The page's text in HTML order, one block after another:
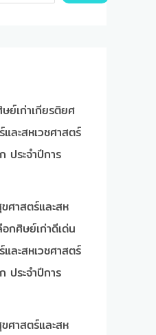
ย์เก่าเกียรติยศ
ละสหเวชศาสตร์
ประจำปีการ
ศาสตร์และสห
กศิษย์เก่าดีเด่น
ละสหเวชศาสตร์
ประจำปีการ
ศาสตร์และสห